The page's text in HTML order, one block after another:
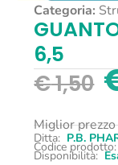
Categoria:
6,5
€1,50
Miglior
Ditta: P.B.
Codice prodotto:
Disponibilità: